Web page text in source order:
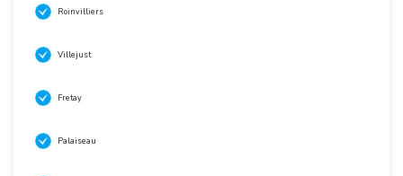
Roinvilliers
Villejust
Fretay
Palaiseau